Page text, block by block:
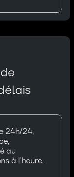
24h/24,
au
à l’heure.